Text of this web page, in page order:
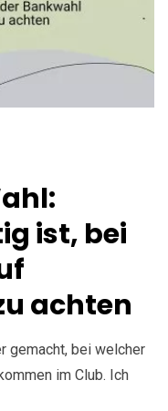
ist, bei
achten
gemacht, bei welcher
im Club. Ich